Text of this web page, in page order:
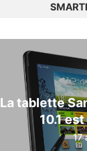
La tablette
10.1
17